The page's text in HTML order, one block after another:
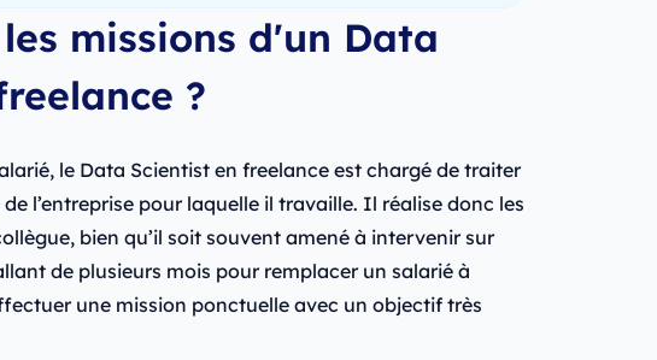
missions d'un Data
?
le Data Scientist en freelance est chargé de traiter
l’entreprise pour laquelle il travaille. Il réalise donc les
bien qu’il soit souvent amené à intervenir sur
de plusieurs mois pour remplacer un salarié à
une mission ponctuelle avec un objectif très